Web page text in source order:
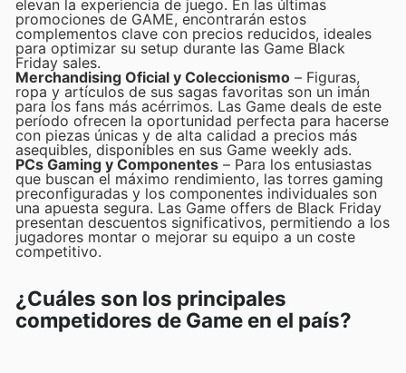
elevan la experiencia de juego. En las últimas
promociones de GAME, encontrarán estos
complementos clave con precios reducidos, ideales
para optimizar su setup durante las Game Black
Friday sales.
Merchandising Oficial y Coleccionismo – Figuras,
ropa y artículos de sus sagas favoritas son un imán
para los fans más acérrimos. Las Game deals de este
período ofrecen la oportunidad perfecta para hacerse
con piezas únicas y de alta calidad a precios más
asequibles, disponibles en sus Game weekly ads.
PCs Gaming y Componentes – Para los entusiastas
que buscan el máximo rendimiento, las torres gaming
preconfiguradas y los componentes individuales son
una apuesta segura. Las Game offers de Black Friday
presentan descuentos significativos, permitiendo a los
jugadores montar o mejorar su equipo a un coste
competitivo.
¿Cuáles son los principales
competidores de Game en el país?